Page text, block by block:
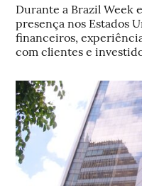
Durante a Brazil Week
presença nos Estados
financeiros,
com clientes e